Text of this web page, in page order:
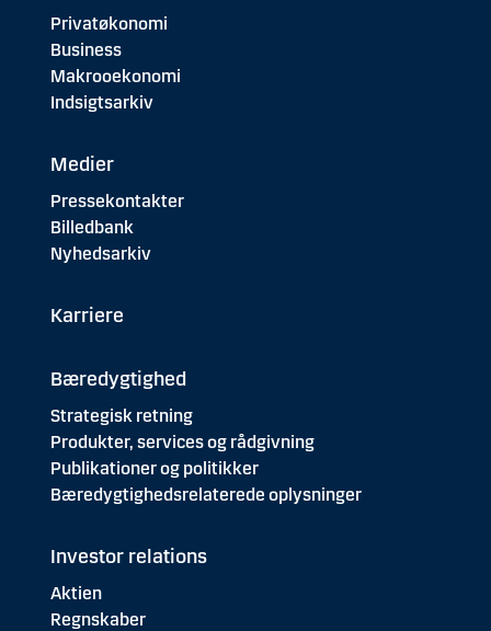
Privatøkonomi
Business
Makrooekonomi
Indsigtsarkiv
Medier
Pressekontakter
Billedbank
Nyhedsarkiv
Karriere
Bæredygtighed
Strategisk retning
Produkter, services og rådgivning
Publikationer og politikker
Bæredygtighedsrelaterede oplysninger
Investor relations
Aktien
Regnskaber